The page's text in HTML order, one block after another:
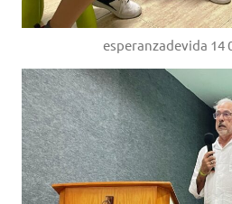
esperanzadevida 14